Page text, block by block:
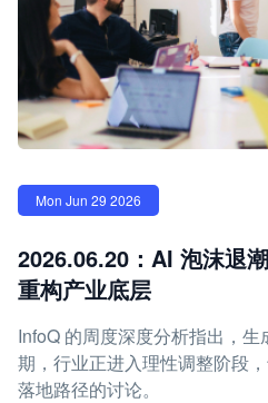
Mon Jun 29 2026
2026.06.20：AI 泡沫退
重构产业底层
InfoQ 的周度深度分析指出，
期，行业正进入理性调整阶段
落地路径的讨论。